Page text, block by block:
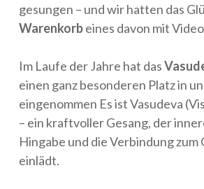
gesungen – und wir hatten das
Warenkorbeines davon mit
Im Laufe der Jahre hat das
einen ganz besonderen Platz in
eingenommen Es ist Vasudeva
– ein kraftvoller Gesang, der
Hingabe und die Verbindung
einlädt.